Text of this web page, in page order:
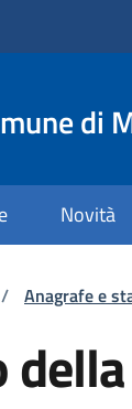
di
Novità
/ Anagrafe e